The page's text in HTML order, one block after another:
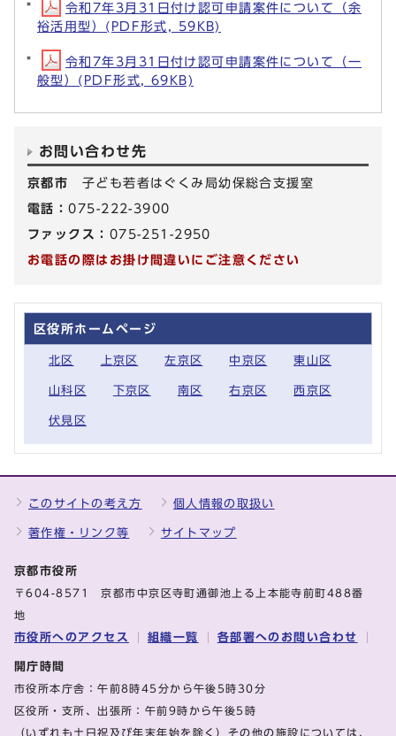
令和7年3月31日付け認可申請案件について（余
裕活用型）(PDF形式, 59KB)
令和7年3月31日付け認可申請案件について（一
般型）(PDF形式, 69KB)
お問い合わせ先
京都市 子ども若者はぐくみ局幼保総合支援室
電話：075-222-3900
ファックス： 075-251-2950
お電話の際はお掛け間違いにご注意ください
区役所ホームページ
北区 上京区 左京区 中京区 東山区
山科区 下京区 南区 右京区 西京区
伏見区
このサイトの考え方 個人情報の取扱い
著作権・リンク等 サイトマップ
京都市役所
〒604-8571 京都市中京区寺町通御池上る上本能寺前町488番
地
市役所へのアクセス 組織一覧 各部署へのお問い合わせ
開庁時間
市役所本庁舎：午前8時45分から午後5時30分
区役所・支所、出張所：午前9時から午後5時
（いずれも土日祝及び年末年始を除く）その他の施設については、